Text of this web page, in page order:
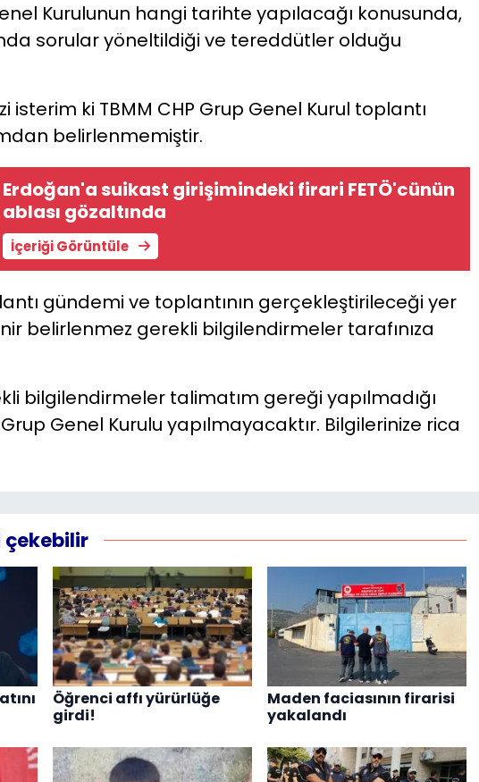
Kurulunun hangi tarihte yapılacağı konusunda,
sorular yöneltildiği ve tereddütler olduğu
isterim ki TBMM CHP Grup Genel Kurul toplantı
belirlenmemiştir.
Erdoğan'a suikast girişimindeki firari FETÖ'cünün
ablası gözaltında
İçeriği Görüntüle
gündemi ve toplantının gerçekleştirileceği yer
belirlenmez gerekli bilgilendirmeler tarafınıza
bilgilendirmeler talimatım gereği yapılmadığı
Genel Kurulu yapılmayacaktır. Bilgilerinize rica
çekebilir
Öğrenci affı yürürlüğe
girdi!
Maden faciasının firarisi
yakalandı